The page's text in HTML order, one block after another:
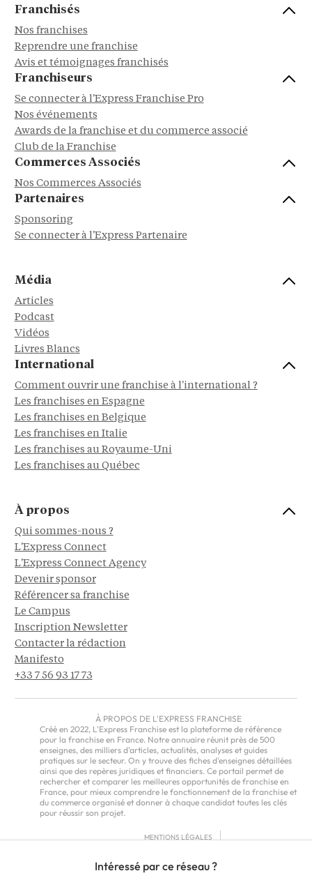
Intéressé par ce réseau ?
Franchisés
Nos franchises
Reprendre une franchise
Avis et témoignages franchisés
Franchiseurs
Se connecter à l'Express Franchise Pro
Nos événements
Awards de la franchise et du commerce associé
Club de la Franchise
Commerces Associés
Nos Commerces Associés
Partenaires
Sponsoring
Se connecter à l'Express Partenaire
Média
Articles
Podcast
Vidéos
Livres Blancs
International
Comment ouvrir une franchise à l'international ?
Les franchises en Espagne
Les franchises en Belgique
Les franchises en Italie
Les franchises au Royaume-Uni
Les franchises au Québec
À propos
Qui sommes-nous ?
L'Express Connect
L'Express Connect Agency
Devenir sponsor
Référencer sa franchise
Le Campus
Inscription Newsletter
Contacter la rédaction
Manifesto
+33 7 56 93 17 73
À PROPOS DE L'EXPRESS FRANCHISE
Créé en 2022, L'Express Franchise est la plateforme de référence
pour la franchise en France. Notre annuaire réunit près de 500
enseignes, des milliers d'articles, actualités, analyses et guides
pratiques sur le secteur. On y trouve des fiches d'enseignes détaillées
ainsi que des repères juridiques et financiers. Ce portail permet de
rechercher et comparer les meilleures opportunités de franchise en
France, pour mieux comprendre le fonctionnement de la franchise et
du commerce organisé et donner à chaque candidat toutes les clés
pour réussir son projet.
MENTIONS LÉGALES
CGU